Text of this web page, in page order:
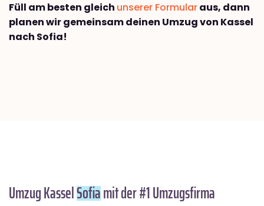
Füll am besten gleich unserer Formularaus, dann
planen wir gemeinsam deinen Umzug von Kassel
nach Sofia!
Umzug KasselSofiamit der #1 Umzugsfirma